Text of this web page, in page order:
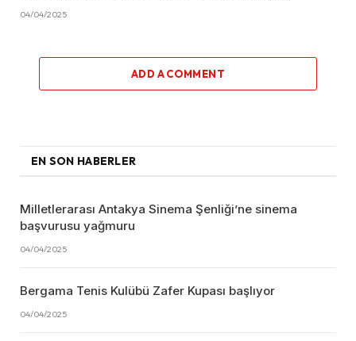
04/04/2025
ADD A COMMENT
EN SON HABERLER
Milletlerarası Antakya Sinema Şenliği’ne sinema
başvurusu yağmuru
04/04/2025
Bergama Tenis Kulübü Zafer Kupası başlıyor
04/04/2025